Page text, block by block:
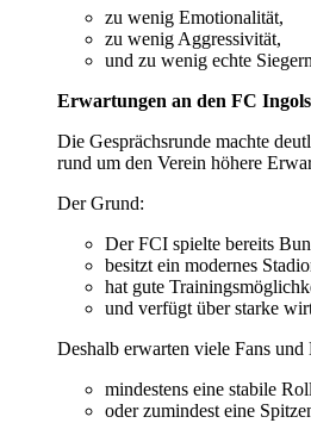
zu wenig Emotionalität,
zu wenig Aggressivität,
und zu wenig echte
Erwartungen an den FC
Die Gesprächsrunde machte
rund um den Verein höhere
Der Grund:
Der FCI spielte bereits
besitzt ein modernes
hat gute
und verfügt über starke
Deshalb erwarten viele Fans
mindestens eine stabile
oder zumindest eine